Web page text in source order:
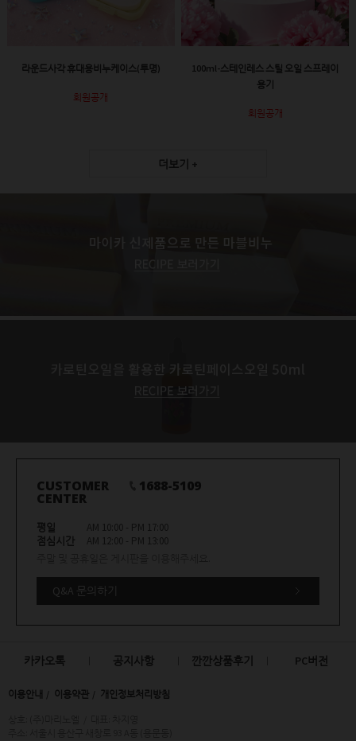
라운드사각 휴대용비누케이스(투명)
회원공개
100ml-스테인레스 스틸 오일 스프레이
용기
회원공개
더보기 +
CUSTOMER
CENTER
1688-5109
평일
AM 10:00 - PM 17:00
점심시간
AM 12:00 - PM 13:00
Q&A 문의하기
카카오톡 공지사항 깐깐상품후기 PC버전
이용안내 이용약관 개인정보처리방침